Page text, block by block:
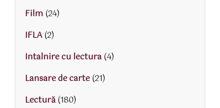
Film (24)
IFLA(2)
Intalnire cu lectura(4)
Lansare de carte(21)
Lectură(180)